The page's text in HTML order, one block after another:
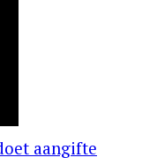
aangifte